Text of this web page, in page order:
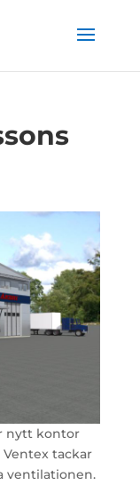
nytt kontor
tackar
ventilationen.